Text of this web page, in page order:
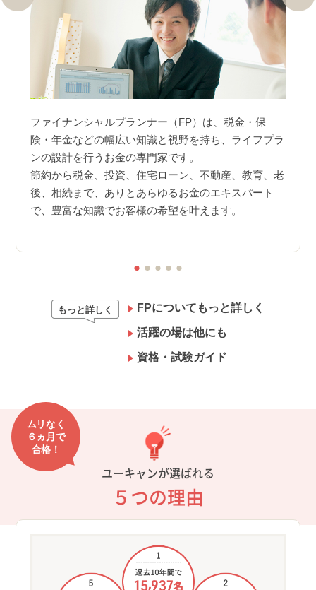
ファイナンシャルプランナー（FP）は、税金・保
険・年金などの幅広い知識と視野を持ち、ライフプラ
ンの設計を行うお金の専門家です。
節約から税金、投資、住宅ローン、不動産、教育、老
後、相続まで、ありとあらゆるお金のエキスパート
で、豊富な知識でお客様の希望を叶えます。
もっと詳しく FPについてもっと詳しく
活躍の場は他にも
資格・試験ガイド
ムリなく
６ヵ月で
合格！
ユーキャンが選ばれる
５つの理由